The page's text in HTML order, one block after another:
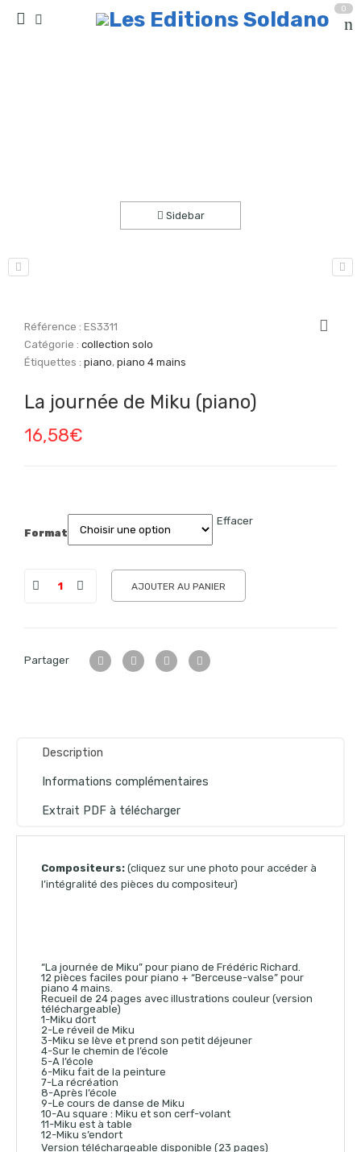
0
Sidebar
Référence :ES3311
Catégorie :collection solo
Étiquettes :piano,piano 4 mains
La journée de Miku (piano)
16,58€
Format
Effacer
AJOUTER AU PANIER
Partager
Description
Informations complémentaires
Extrait PDF à télécharger
Compositeurs: (cliquez sur une photo pour accéder à
l’intégralité des pièces du compositeur)
“La journée de Miku” pour piano de Frédéric Richard.
12 pièces faciles pour piano + “Berceuse-valse” pour
piano 4 mains.
Recueil de 24 pages avec illustrations couleur (version
téléchargeable)
1-Miku dort
2-Le réveil de Miku
3-Miku se lève et prend son petit déjeuner
4-Sur le chemin de l’école
5-A l’école
6-Miku fait de la peinture
7-La récréation
8-Après l’école
9-Le cours de danse de Miku
10-Au square : Miku et son cerf-volant
11-Miku est à table
12-Miku s’endort
Version téléchargeable disponible (23 pages)